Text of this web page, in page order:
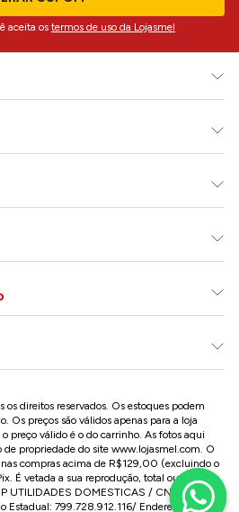
aceita os termos de uso da Lojasmel
direitos reservados. Os estoques podem
Os preços são válidos apenas para a loja
preço válido é o do carrinho. As fotos aqui
de propriedade do site www.lojasmel.com. O
compras acima de R$129,00 (excluindo o
É vetada a sua reprodução, total ou parcial,
UTILIDADES DOMESTICAS / CNPJ:
799.728.912.116/ Endereço: R José